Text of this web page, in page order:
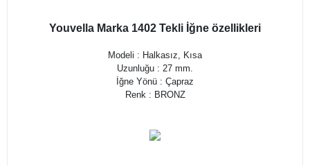
Youvella Marka 1402 Tekli İğne özellikleri
Modeli : Halkasız, Kısa
Uzunluğu : 27 mm.
İğne Yönü : Çapraz
Renk : BRONZ